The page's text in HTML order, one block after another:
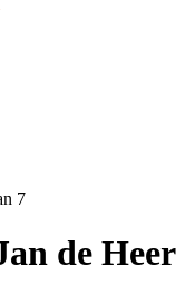
7
de Heer